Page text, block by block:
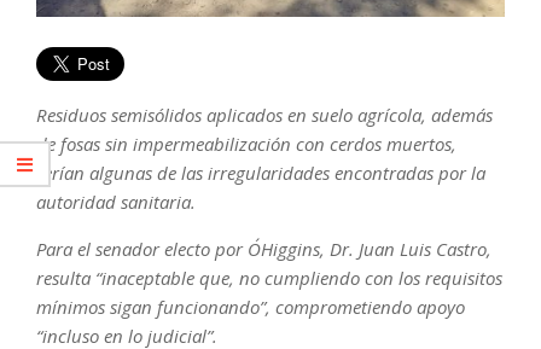
Residuos semisólidos aplicados en suelo agrícola, además
de fosas sin impermeabilización con cerdos muertos,
serían algunas de las irregularidades encontradas por la
autoridad sanitaria.
Para el senador electo por O´Higgins, Dr. Juan Luis Castro,
resulta “inaceptable que, no cumpliendo con los requisitos
mínimos sigan funcionando”, comprometiendo apoyo
“incluso en lo judicial”.